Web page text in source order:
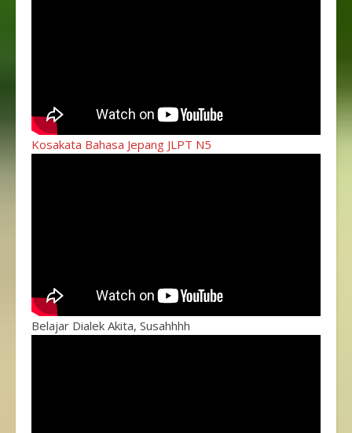
Kosakata Bahasa Jepang JLPT N5
Belajar Dialek Akita, Susahhhh